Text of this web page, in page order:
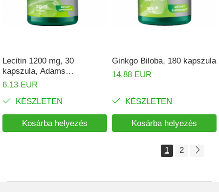
Lecitin 1200 mg, 30
kapszula, Adams
Supplements
6,13 EUR
KÉSZLETEN
Kosárba helyezés
Ginkgo Biloba, 180 kapszula
14,88 EUR
KÉSZLETEN
Kosárba helyezés
1 2